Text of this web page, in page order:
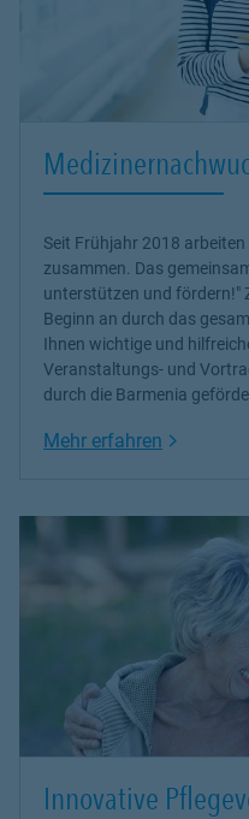
Seit Frühjahr 2018
zusammen. Das
unterstützen und fördern!"
Beginn an durch das
Ihnen wichtige und
Veranstaltungs- und
durch die Barmenia
Mehr erfahren Link
Innovative